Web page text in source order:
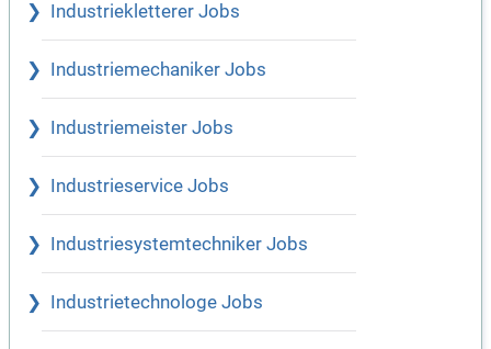
Industriekletterer Jobs
Industriemechaniker Jobs
Industriemeister Jobs
Industrieservice Jobs
Industriesystemtechniker Jobs
Industrietechnologe Jobs